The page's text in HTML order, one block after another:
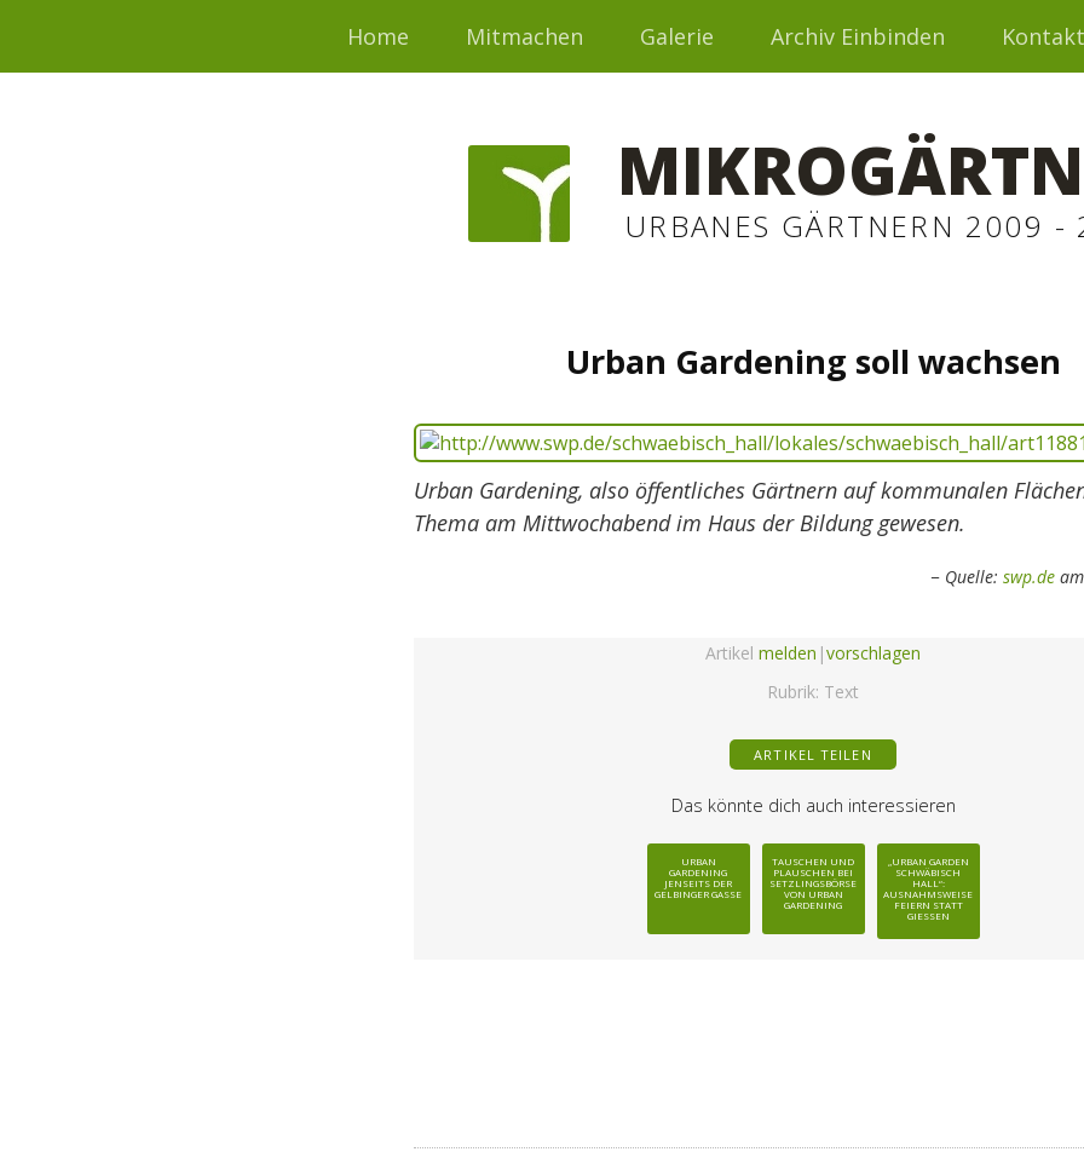
Home Mitmachen Galerie Archiv Einbinden Kontakt
URBANES GÄRTNERN 2009 -
Urban Gardening soll wachsen
Urban Gardening, also öffentliches Gärtnern auf kommunalen
Thema am Mittwochabend im Haus der Bildung gewesen.
Quelle: swp.de
Artikel melden |vorschlagen
Rubrik: Text
ARTIKEL TEILEN
Das könnte dich auch interessieren
URBAN
GARDENING
JENSEITS DER
GELBINGER GASSE
TAUSCHEN UND
PLAUSCHEN BEI
SETZLINGSBÖRSE
VON URBAN
GARDENING
„URBAN GARDEN
SCHWÄBISCH
HALL“:
AUSNAHMSWEISE
FEIERN STATT
GIESSEN